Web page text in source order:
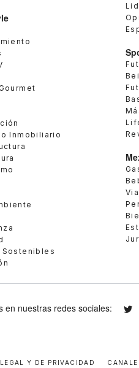
Inmobiliario
Sostenibles
Y DE PRIVACIDAD
en nuestras redes sociales: